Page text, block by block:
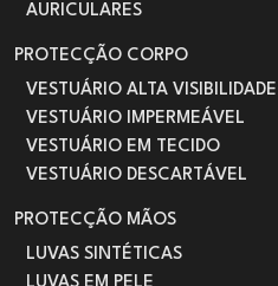
AURICULARES
PROTECÇÃO CORPO
VESTUÁRIO ALTA VISIBILIDADE
VESTUÁRIO IMPERMEÁVEL
VESTUÁRIO EM TECIDO
VESTUÁRIO DESCARTÁVEL
PROTECÇÃO MÃOS
LUVAS SINTÉTICAS